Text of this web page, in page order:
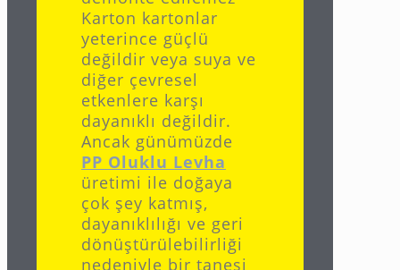
Karton kartonlar
yeterince güçlü
değildir veya suya ve
diğer çevresel
etkenlere karşı
dayanıklı değildir.
Ancak günümüzde
PP Oluklu Levha
üretimi ile doğaya
çok şey katmış,
dayanıklılığı ve geri
dönüştürülebilirliği
nedeniyle bir tanesi